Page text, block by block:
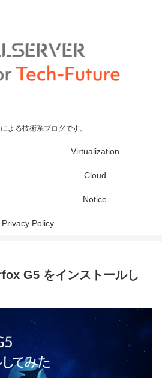
よる技術系ブログです。
Virtualization
Cloud
Notice
Privacy Policy
G5 をインストールし